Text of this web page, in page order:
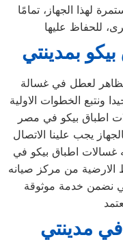
لهذا الجهاز، تمامًا
بمدينتي
مظاهر لعطل في غسالة
ونتبع الخطوات الاولية
اطباق بيكو في مصر
يجب علينا الاتصال
غسالات اطباق بيكو في
من مركز صيانه
نضمن خدمة موثوقة
مدينتي